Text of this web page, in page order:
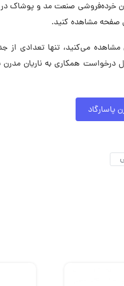
خرده‌فروشی صنعت مد و پوشاک
صفحه مشاهده کنید.
می‌کنید، تنها تعدادی از
درخواست همکاری به ناریان
پاسارگاد